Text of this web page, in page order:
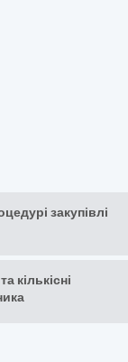
закупівлі
кількісні